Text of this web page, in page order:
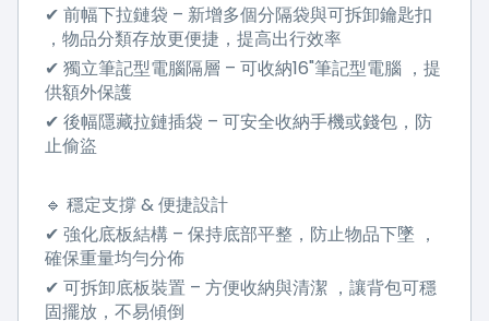
✔ 前幅下拉鏈袋 – 新增多個分隔袋與可拆卸鑰匙扣
，物品分類存放更便捷，提高出行效率
✔ 獨立筆記型電腦隔層 – 可收納16"筆記型電腦
，提
供額外保護
✔ 後幅隱藏拉鏈插袋 – 可安全收納手機或錢包，防
止偷盜
🔹 穩定支撐 & 便捷設計
✔ 強化底板結構 – 保持底部平整，防止物品下墜
，
確保重量均勻分佈
✔ 可拆卸底板裝置 – 方便收納與清潔
，讓背包可穩
固擺放，不易傾倒